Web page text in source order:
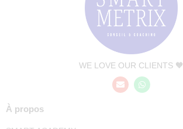
WE LOVE OUR CLIENTS 🧡
À propos